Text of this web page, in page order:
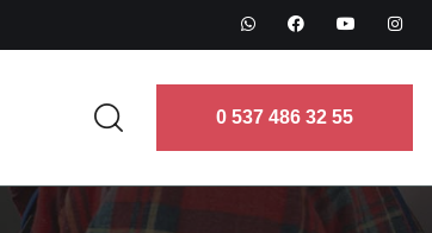
0 537 486 32 55